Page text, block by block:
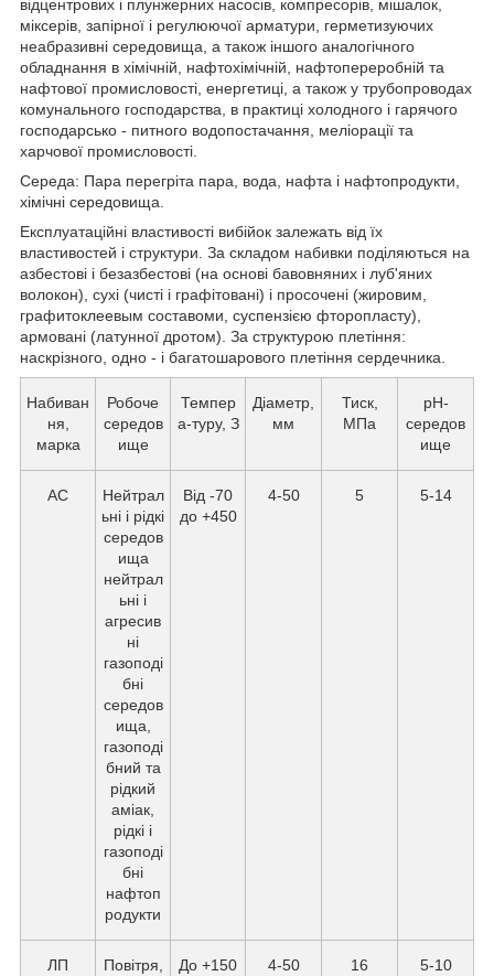
відцентрових і плунжерних насосів, компресорів, мішалок,
міксерів, запірної і регулюючої арматури, герметизуючих
неабразивні середовища, а також іншого аналогічного
обладнання в хімічній, нафтохімічній, нафтопереробній та
нафтової промисловості, енергетиці, а також у трубопроводах
комунального господарства, в практиці холодного і гарячого
господарсько - питного водопостачання, меліорації та
харчової промисловості.
Середа: Пара перегріта пара, вода, нафта і нафтопродукти,
хімічні середовища.
Експлуатаційні властивості вибійок залежать від їх
властивостей і структури. За складом набивки поділяються на
азбестові і безазбестові (на основі бавовняних і луб'яних
волокон), сухі (чисті і графітовані) і просочені (жировим,
графитоклеевым составоми, суспензією фторопласту),
армовані (латунної дротом). За структурою плетіння:
наскрізного, одно - і багатошарового плетіння сердечника.
Набиван
ня,
марка
Робоче
середов
ище
Темпер
а-туру, З
Діаметр,
мм
Тиск,
МПа
рН-
середов
ище
АС
Нейтрал
ьні і рідкі
середов
ища
нейтрал
ьні і
агресив
ні
газоподі
бні
середов
ища,
газоподі
бний та
рідкий
аміак,
рідкі і
газоподі
бні
нафтоп
родукти
Від -70
до +450
4-50 5 5-14
ЛП
Повітря,
До +150 4-50 16 5-10